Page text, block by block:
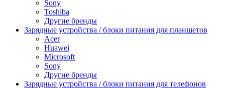
Sony
Toshiba
Другие бренды
Зарядные устройства / блоки питания для планшетов
Acer
Huawei
Microsoft
Sony
Другие бренды
Зарядные устройства / блоки питания для телефонов